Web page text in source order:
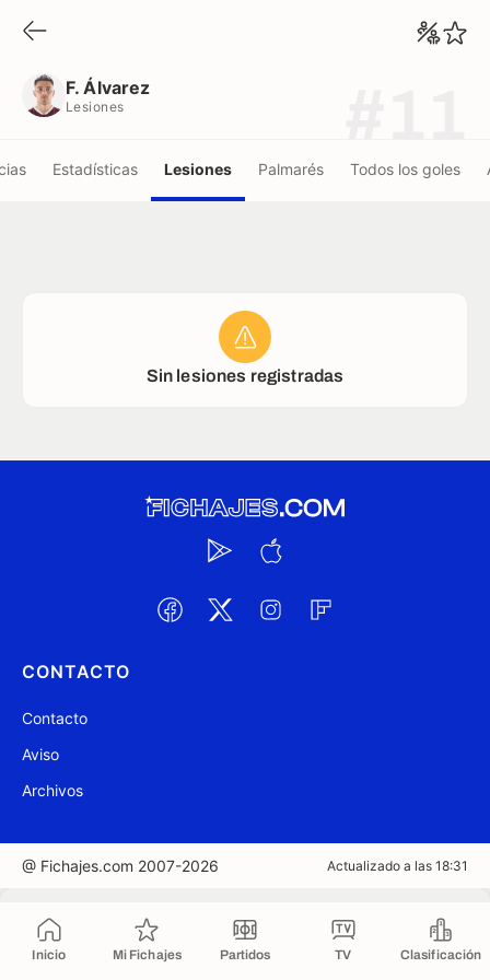
Inicio Mi Fichajes Partidos TV Clasificación
F. Álvarez
Lesiones
Estadísticas Lesiones Palmarés Todos los goles
Sin lesiones registradas
CONTACTO
Contacto
Aviso
Archivos
@ Fichajes.com 2007-2026 Actualizado a las 18:31